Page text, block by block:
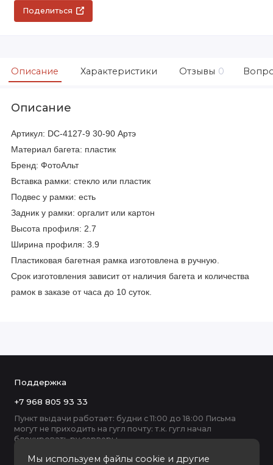
Поделиться
Описание Характеристики Отзывы 0
Описание
Артикул: DC-4127-9 30-90 Артэ
Материал багета: пластик
Бренд: ФотоАльт
Вставка рамки: стекло или пластик
Подвес у рамки: есть
Задник у рамки: оргалит или картон
Высота профиля: 2.7
Ширина профиля: 3.9
Пластиковая багетная рамка изготовлена в ручную.
Срок изготовления зависит от наличия багета и количества
рамок в заказе от часа до 10 суток.
Мы используем файлы cookie и другие
Поддержка
+7 968 805 93 33
Пункт выдачи работает: будни с 11:00 до 18:00 Письма
могут не приходить на гугл почту: т.к. гугл начал
блокировать ру серверы